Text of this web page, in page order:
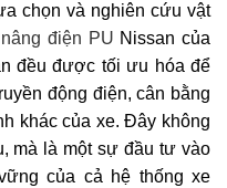
chọn và nghiên cứu vật
điện PU Nissan của
đều được tối ưu hóa để
động điện, cân bằng
khác của xe. Đây không
mà là một sự đầu tư vào
của cả hệ thống xe